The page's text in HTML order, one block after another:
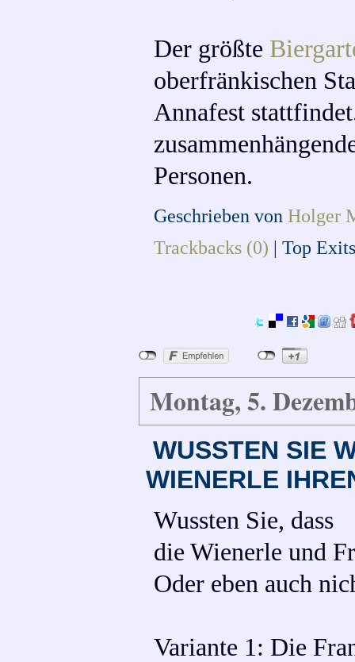
Der größte
oberfränkischen
Annafest
Personen.
Geschrieben vonHolger
Trackbacks (0) | Top
Montag, 5.
WUSSTEN SIE
WIENERLE
Wussten Sie, dass
die Wienerle und
Oder eben auch
Variante 1: Die